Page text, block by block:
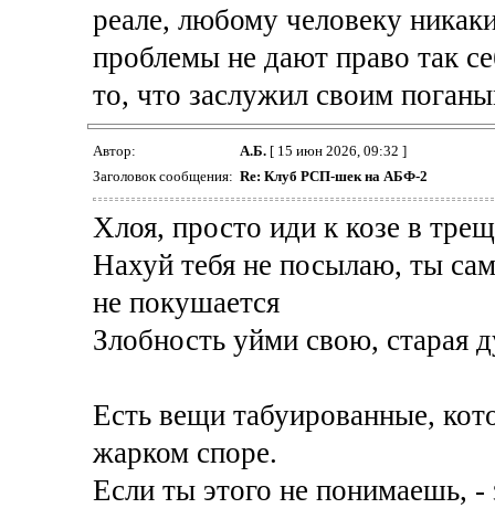
реале, любому человеку
проблемы не дают право так
то, что заслужил своим
Автор: А.Б.[ 15 июн 2026, 09:32 ]
Заголовок сообщения: Re: Клуб РСП-шек на АБФ-2
Хлоя, просто иди к козе в
Нахуй тебя не посылаю, ты
не покушается
Злобность уйми свою, старая
Есть вещи табуированные,
жарком споре.
Если ты этого не понимаешь, -